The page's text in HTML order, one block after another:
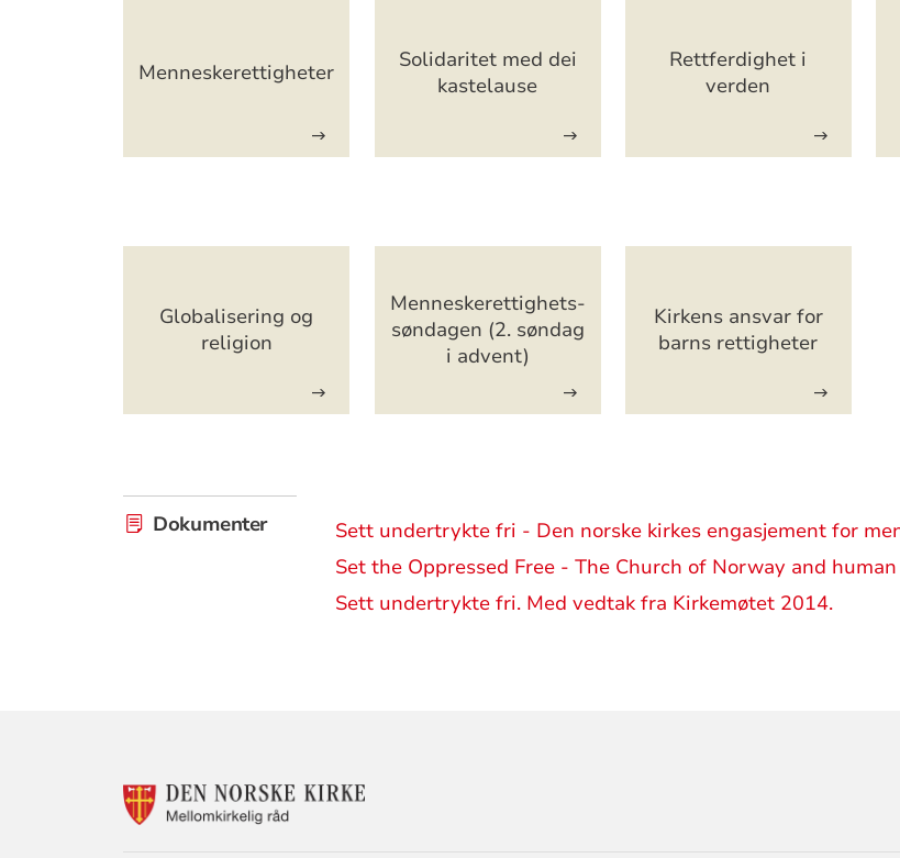
Menneskerettigheter
Solidaritet med dei
kastelause
Rettferdighet i
verden
Globalisering og
religion
Menneskerettighets-
søndagen (2. søndag
i advent)
Kirkens ansvar for
barns rettigheter
Dokumenter
Sett undertrykte fri - Den norske kirkes engasjement for
Set the Oppressed Free - The Church of Norway and
Sett undertrykte fri. Med vedtak fra Kirkemøtet 2014.
KONTAKTINFORMASJON